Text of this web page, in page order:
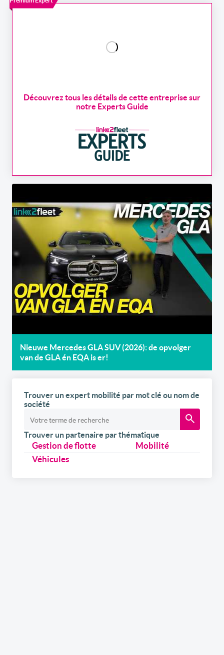
Découvrez tous les détails de cette entreprise sur
notre Experts Guide
Nieuwe Mercedes GLA SUV (2026): de opvolger
van de GLA én EQA is er!
Trouver un expert mobilité par mot clé ou nom de
société
Trouver un partenaire par thématique
Gestion de flotte
Mobilité
Véhicules